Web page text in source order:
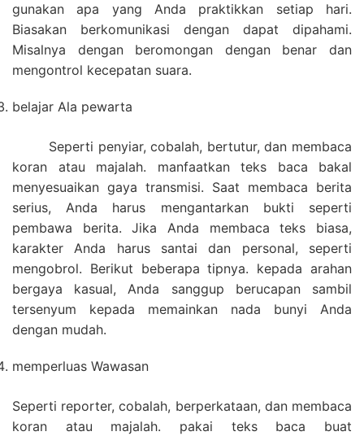
gunakan apa yang Anda praktikkan setiap hari.
Biasakan berkomunikasi dengan dapat dipahami.
Misalnya dengan beromongan dengan benar dan
mengontrol kecepatan suara.
belajar Ala pewarta
Seperti penyiar, cobalah, bertutur, dan membaca
koran atau majalah. manfaatkan teks baca bakal
menyesuaikan gaya transmisi. Saat membaca berita
serius, Anda harus mengantarkan bukti seperti
pembawa berita. Jika Anda membaca teks biasa,
karakter Anda harus santai dan personal, seperti
mengobrol. Berikut beberapa tipnya. kepada arahan
bergaya kasual, Anda sanggup berucapan sambil
tersenyum kepada memainkan nada bunyi Anda
dengan mudah.
memperluas Wawasan
Seperti reporter, cobalah, berperkataan, dan membaca
koran atau majalah. pakai teks baca buat